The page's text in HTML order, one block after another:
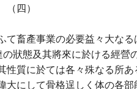
四）
て畜產事業の必要益々大な
狀態及其將來に於ける經
性質に於ては各々殊なる所
大にして骨格逞しく体の各